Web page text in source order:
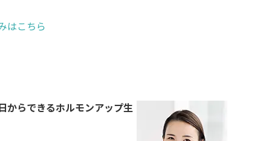
はこちら
からできるホルモンアップ生